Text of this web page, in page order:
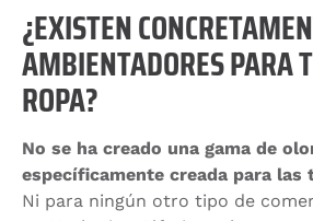
¿EXISTEN
AMBIENTADORES PARA
ROPA?
No se ha creado una gama de
específicamente creada para las
Ni para ningún otro tipo de